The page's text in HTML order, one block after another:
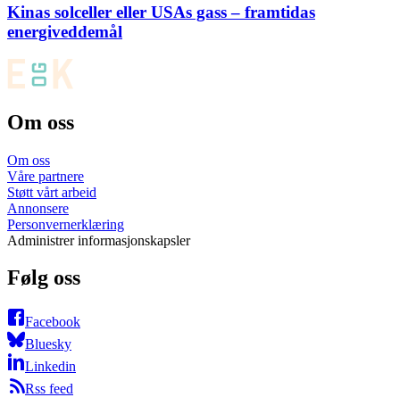
Kinas solceller eller USAs gass – framtidas
energiveddemål
Om oss
Om oss
Våre partnere
Støtt vårt arbeid
Annonsere
Personvernerklæring
Administrer informasjonskapsler
Følg oss
Facebook
Bluesky
Linkedin
Rss feed